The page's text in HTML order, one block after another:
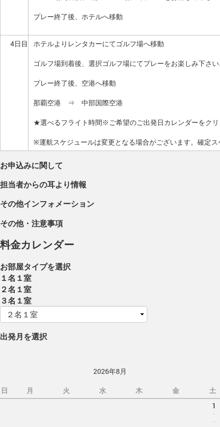
プレー終了後、ホテルへ移動
4日目 ホテルよりレンタカーにてゴルフ場へ移動
ゴルフ場到着後、選択ゴルフ場にてプレーをお楽しみ下さ
プレー終了後、空港へ移動
那覇空港 ⇒ 中部国際空港
★選べるフライト時間※ご希望のご出発日カレンダーをク
※運航スケジュールは変更となる場合がございます。確定
お申込みに関して
担当者からの耳より情報
その他インフォメーション
その他・注意事項
料金カレンダー
お部屋タイプを選択
１名１室
２名１室
３名１室
出発月を選択
2026年8月
日 月 火 水 木 金
土
1
-
-